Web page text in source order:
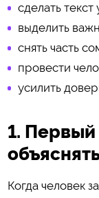
сделать
выделить
снять часть
провести
усилить
1.
Когда человек